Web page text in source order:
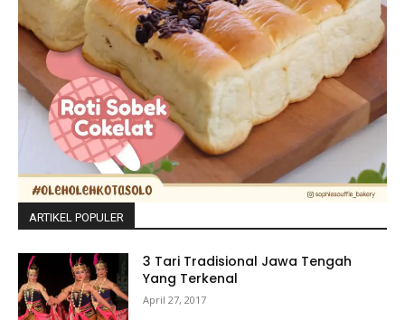
ARTIKEL POPULER
3 Tari Tradisional Jawa Tengah
Yang Terkenal
April 27, 2017